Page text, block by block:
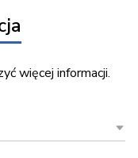
więcej informacji.